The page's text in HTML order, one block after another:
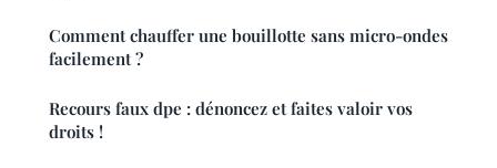
Comment chauffer une bouillotte sans micro-ondes
facilement ?
Recours faux dpe : dénoncez et faites valoir vos
droits !